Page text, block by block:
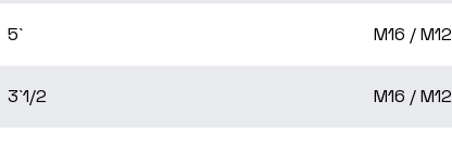
5` M16 / M12
3`1/2 M16 / M12